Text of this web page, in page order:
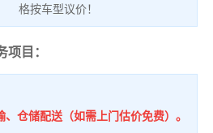
格按车型议价！
目：
仓储配送（如需上门估价免费）。